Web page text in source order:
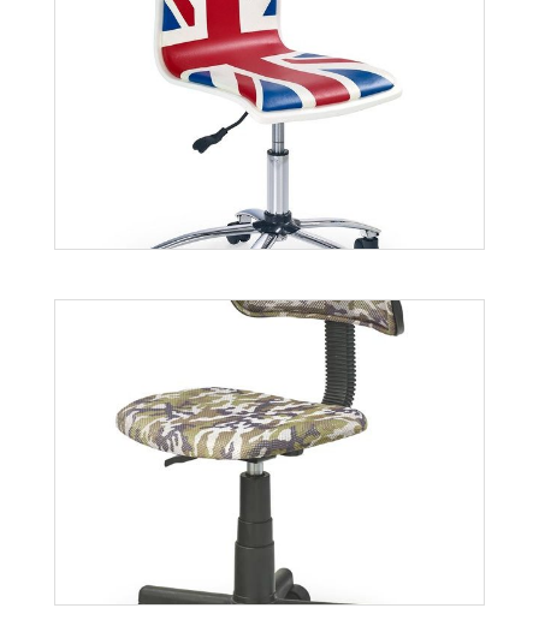
Fun-10
Więcej